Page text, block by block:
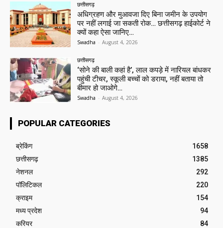
छत्तीसगढ़
अधिग्रहण और मुआवजा दिए बिना जमीन के उपयोग
पर नहीं लगाई जा सकती रोक… छत्तीसगढ़ हाईकोर्ट ने
क्यों कहा ऐसा जानिए…
Swadha - August 4, 2026
छत्तीसगढ़
‘सोने की बाली कहां है’, लाल कपड़े में नारियल बांधकर
पहुंची टीचर, स्कूली बच्चों को डराया, नहीं बताया तो
बीमार हो जाओगे…
Swadha - August 4, 2026
POPULAR CATEGORIES
ब्रेकिंग
1658
छत्तीसगढ़
1385
नेशनल
292
पॉलिटिकल
220
क्राइम
154
मध्य प्रदेश
94
करियर
84